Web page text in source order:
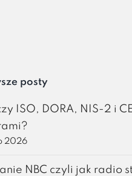
posty
ISO, DORA, NIS-2 i
2026
NBC czyli jak radio